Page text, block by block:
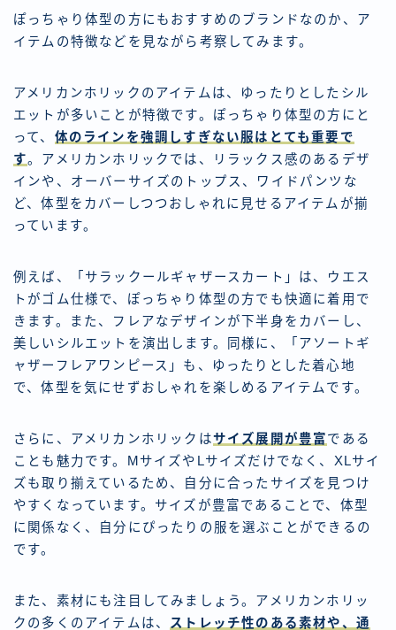
ぽっちゃり体型の方にもおすすめのブランドなのか、ア
イテムの特徴などを見ながら考察してみます。
アメリカンホリックのアイテムは、ゆったりとしたシル
エットが多いことが特徴です。ぽっちゃり体型の方にと
って、 体のラインを強調しすぎない服はとても重要で
す。アメリカンホリックでは、リラックス感のあるデザ
インや、オーバーサイズのトップス、ワイドパンツな
ど、体型をカバーしつつおしゃれに見せるアイテムが揃
っています。
例えば、「サラックールギャザースカート」は、ウエス
トがゴム仕様で、ぽっちゃり体型の方でも快適に着用で
きます。また、フレアなデザインが下半身をカバーし、
美しいシルエットを演出します。同様に、「アソートギ
ャザーフレアワンピース」も、ゆったりとした着心地
で、体型を気にせずおしゃれを楽しめるアイテムです。
さらに、アメリカンホリックはサイズ展開が豊富である
ことも魅力です。MサイズやLサイズだけでなく、XLサイ
ズも取り揃えているため、自分に合ったサイズを見つけ
やすくなっています。サイズが豊富であることで、体型
に関係なく、自分にぴったりの服を選ぶことができるの
です。
また、素材にも注目してみましょう。アメリカンホリッ
クの多くのアイテムは、
ストレッチ性のある素材や、通